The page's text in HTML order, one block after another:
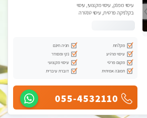
עיסוי מפנק, עיסוי מקצועי, עיסוי
בקלניקה פרטית, עיסוי טנטרה
מקלחת
חניה חינם
עיסוי מרגיע
נקי ומסודר
מקום פרטי
עיסוי מקצועי
תמונה אמיתית
דוברת עיברית
055-4532110